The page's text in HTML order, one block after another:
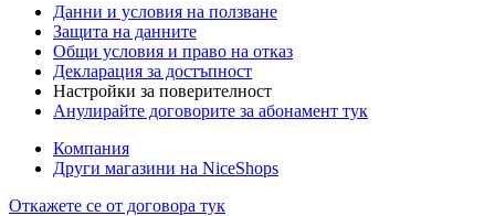
Данни и условия на ползване
Защита на данните
Общи условия и право на отказ
Декларация за достъпност
Настройки за поверителност
Анулирайте договорите за абонамент тук
Компания
Други магазини на NiceShops
Откажете се от договора тук